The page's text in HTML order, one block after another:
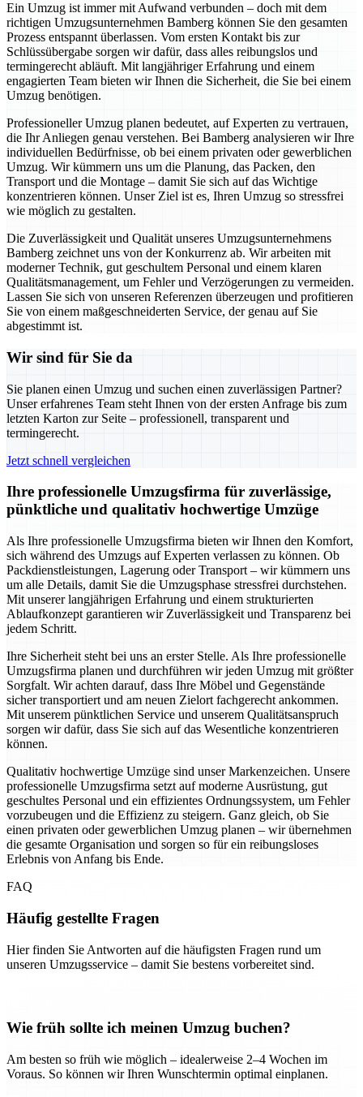
Ein Umzug ist immer mit Aufwand verbunden – doch mit dem
richtigen Umzugsunternehmen Bamberg können Sie den gesamten
Prozess entspannt überlassen. Vom ersten Kontakt bis zur
Schlüssübergabe sorgen wir dafür, dass alles reibungslos und
termingerecht abläuft. Mit langjähriger Erfahrung und einem
engagierten Team bieten wir Ihnen die Sicherheit, die Sie bei einem
Umzug benötigen.
Professioneller Umzug planen bedeutet, auf Experten zu vertrauen,
die Ihr Anliegen genau verstehen. Bei Bamberg analysieren wir Ihre
individuellen Bedürfnisse, ob bei einem privaten oder gewerblichen
Umzug. Wir kümmern uns um die Planung, das Packen, den
Transport und die Montage – damit Sie sich auf das Wichtige
konzentrieren können. Unser Ziel ist es, Ihren Umzug so stressfrei
wie möglich zu gestalten.
Die Zuverlässigkeit und Qualität unseres Umzugsunternehmens
Bamberg zeichnet uns von der Konkurrenz ab. Wir arbeiten mit
moderner Technik, gut geschultem Personal und einem klaren
Qualitätsmanagement, um Fehler und Verzögerungen zu vermeiden.
Lassen Sie sich von unseren Referenzen überzeugen und profitieren
Sie von einem maßgeschneiderten Service, der genau auf Sie
abgestimmt ist.
Wir sind für Sie da
Sie planen einen Umzug und suchen einen zuverlässigen Partner?
Unser erfahrenes Team steht Ihnen von der ersten Anfrage bis zum
letzten Karton zur Seite – professionell, transparent und
termingerecht.
Jetzt schnell vergleichen
Ihre professionelle Umzugsfirma für zuverlässige,
pünktliche und qualitativ hochwertige Umzüge
Als Ihre professionelle Umzugsfirma bieten wir Ihnen den Komfort,
sich während des Umzugs auf Experten verlassen zu können. Ob
Packdienstleistungen, Lagerung oder Transport – wir kümmern uns
um alle Details, damit Sie die Umzugsphase stressfrei durchstehen.
Mit unserer langjährigen Erfahrung und einem strukturierten
Ablaufkonzept garantieren wir Zuverlässigkeit und Transparenz bei
jedem Schritt.
Ihre Sicherheit steht bei uns an erster Stelle. Als Ihre professionelle
Umzugsfirma planen und durchführen wir jeden Umzug mit größter
Sorgfalt. Wir achten darauf, dass Ihre Möbel und Gegenstände
sicher transportiert und am neuen Zielort fachgerecht ankommen.
Mit unserem pünktlichen Service und unserem Qualitätsanspruch
sorgen wir dafür, dass Sie sich auf das Wesentliche konzentrieren
können.
Qualitativ hochwertige Umzüge sind unser Markenzeichen. Unsere
professionelle Umzugsfirma setzt auf moderne Ausrüstung, gut
geschultes Personal und ein effizientes Ordnungssystem, um Fehler
vorzubeugen und die Effizienz zu steigern. Ganz gleich, ob Sie
einen privaten oder gewerblichen Umzug planen – wir übernehmen
die gesamte Organisation und sorgen so für ein reibungsloses
Erlebnis von Anfang bis Ende.
FAQ
Häufig gestellte Fragen
Hier finden Sie Antworten auf die häufigsten Fragen rund um
unseren Umzugsservice – damit Sie bestens vorbereitet sind.
Wie früh sollte ich meinen Umzug buchen?
Am besten so früh wie möglich – idealerweise 2–4 Wochen im
Voraus. So können wir Ihren Wunschtermin optimal einplanen.